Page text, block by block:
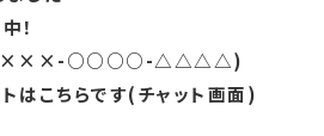
！
る(×××-○○○○-△△△△)
はこちらです(チャット画面)